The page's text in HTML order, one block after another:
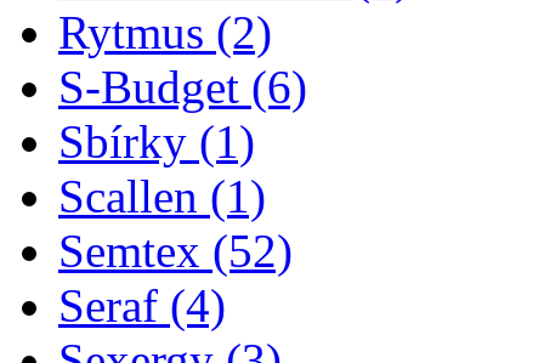
Rytmus (2)
S-Budget (6)
Sbírky (1)
Scallen (1)
Semtex (52)
Seraf (4)